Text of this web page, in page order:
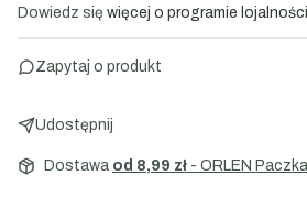
Dowiedz się więcej o programie
Zapytaj o produkt
Udostępnij
Dostawa od 8,99 zł - ORLEN Paczka